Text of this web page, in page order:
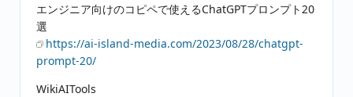
エンジニア向けのコピペで使えるChatGPTプロンプト20
選
https://ai-island-media.com/2023/08/28/chatgpt-
prompt-20/
WikiAITools